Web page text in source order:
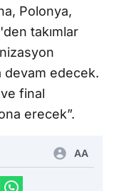
Polonya,
takımlar
devam edecek.
final
erecek”.
AA